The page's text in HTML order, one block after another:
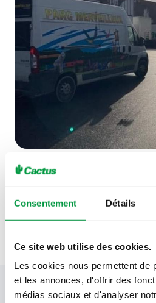
Consentement Détails
Ce site web utilise des cookies.
Les cookies nous permettent de
et les annonces, d'offrir des
médias sociaux et d'analyser
Voir tous
Votre